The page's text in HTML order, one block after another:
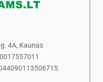
4A, Kaunas